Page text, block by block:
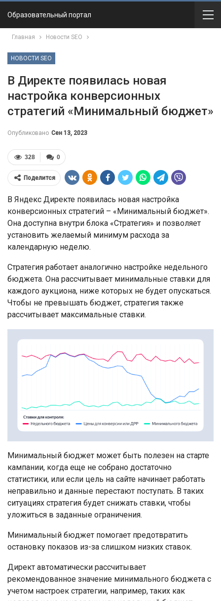
Образовательный портал
Главная Новости SEO
НОВОСТИ SEO
В Директе появилась новая
настройка конверсионных
стратегий «Минимальный бюджет»
Опубликовано Сен 13, 2023
0
328
Поделится
В Яндекс Директе появилась новая настройка
конверсионных стратегий – «Минимальный бюджет».
Она доступна внутри блока «Стратегия» и позволяет
установить желаемый минимум расхода за
календарную неделю.
Стратегия работает аналогично настройке недельного
бюджета. Она рассчитывает минимальные ставки для
каждого аукциона, ниже которых не будет опускаться.
Чтобы не превышать бюджет, стратегия также
рассчитывает максимальные ставки.
Минимальный бюджет может быть полезен на старте
кампании, когда еще не собрано достаточно
статистики, или если цель на сайте начинает работать
неправильно и данные перестают поступать. В таких
ситуациях стратегия будет снижать ставки, чтобы
уложиться в заданные ограничения.
Минимальный бюджет помогает предотвратить
остановку показов из-за слишком низких ставок.
Директ автоматически рассчитывает
рекомендованное значение минимального бюджета с
учетом настроек стратегии, например, таких как